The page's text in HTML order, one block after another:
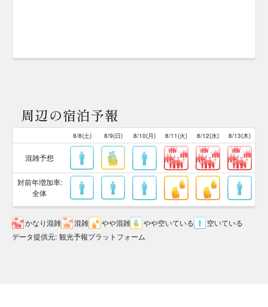
周辺の宿泊予報
8/8(土) 8/9(日) 8/10(月) 8/11(火) 8/12(水) 8/13(木)
混雑予想
対前年増加率:
全体
かなり混雑 混雑 やや混雑 やや空いている
空いている
データ提供元: 観光予報プラットフォーム